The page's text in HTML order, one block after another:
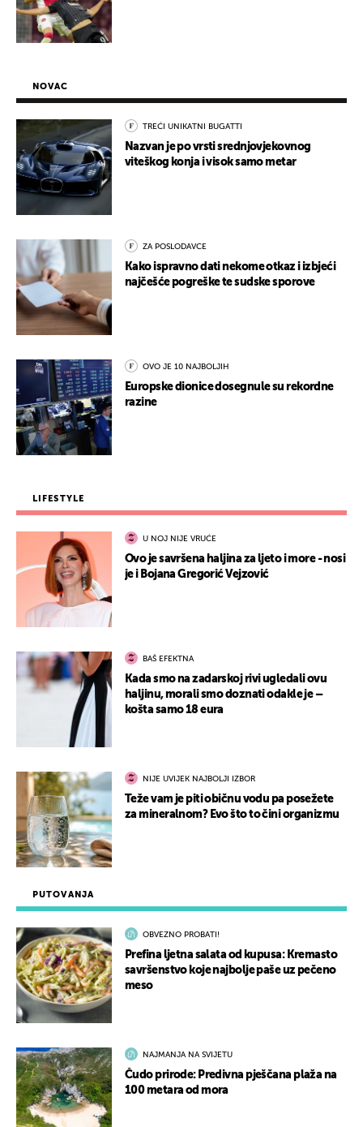
PUTOVANJA
OBVEZNO PROBATI!
Prefina ljetna salata od kupusa: Kremasto
savršenstvo koje najbolje paše uz pečeno
meso
NAJMANJA NA SVIJETU
Čudo prirode: Predivna pješčana plaža na
100 metara od mora
NOVAC
TREĆI UNIKATNI BUGATTI
Nazvan je po vrsti srednjovjekovnog
viteškog konja i visok samo metar
ZA POSLODAVCE
Kako ispravno dati nekome otkaz i izbjeći
najčešće pogreške te sudske sporove
OVO JE 10 NAJBOLJIH
Europske dionice dosegnule su rekordne
razine
LIFESTYLE
U NOJ NIJE VRUĆE
Ovo je savršena haljina za ljeto i more - nosi
je i Bojana Gregorić Vejzović
BAŠ EFEKTNA
Kada smo na zadarskoj rivi ugledali ovu
haljinu, morali smo doznati odakle je –
košta samo 18 eura
NIJE UVIJEK NAJBOLJI IZBOR
Teže vam je piti običnu vodu pa posežete
za mineralnom? Evo što to čini organizmu